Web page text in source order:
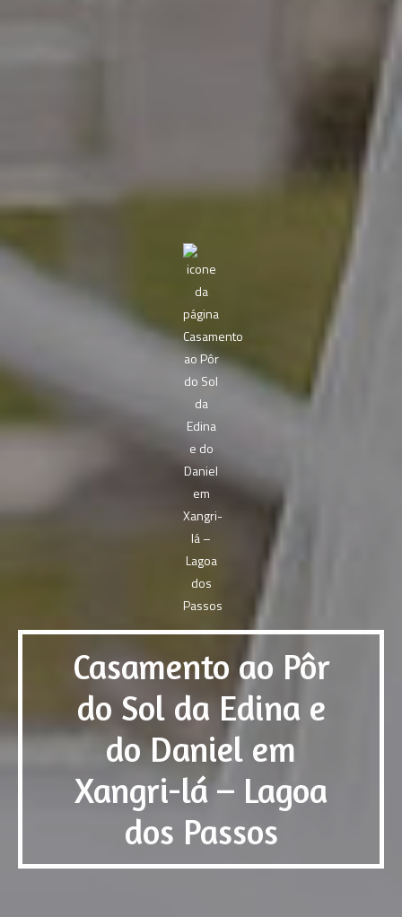
Casamento ao Pôr
do Sol da Edina e
do Daniel em
Xangri-lá – Lagoa
dos Passos